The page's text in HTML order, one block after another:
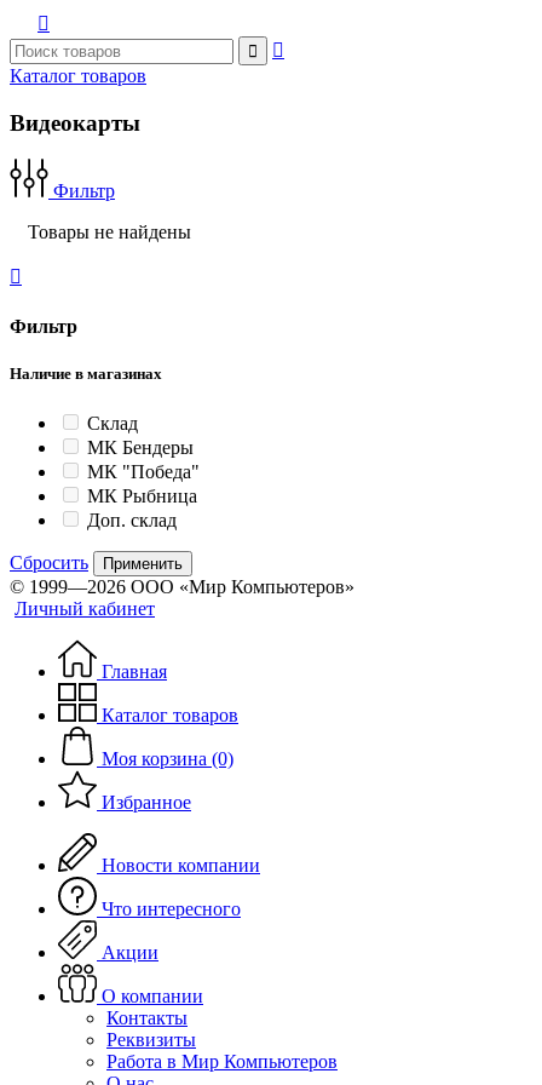



Каталог товаров
Видеокарты
Фильтр
Товары не найдены

Фильтр
Наличие в магазинах
Склад
МК Бендеры
МК "Победа"
МК Рыбница
Доп. склад
Сбросить Применить
© 1999—2026 ООО «Мир Компьютеров»
Личный кабинет
Главная
Каталог товаров
Моя корзина (0)
Избранное
Новости компании
Что интересного
Акции
О компании
Контакты
Реквизиты
Работа в Мир Компьютеров